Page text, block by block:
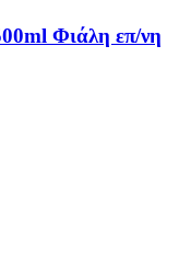
Φιάλη επ/νη